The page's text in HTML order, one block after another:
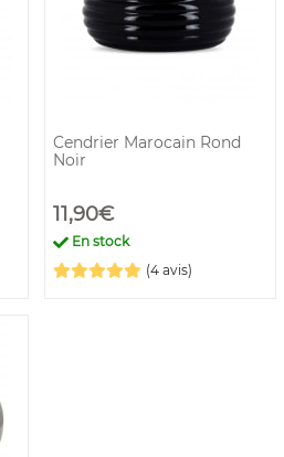
Cendrier Marocain Rond
Noir
11,90€
En stock
(4 avis)